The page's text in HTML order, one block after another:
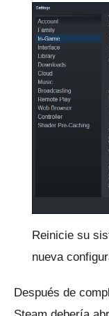
Reinicie su
nueva
Después de